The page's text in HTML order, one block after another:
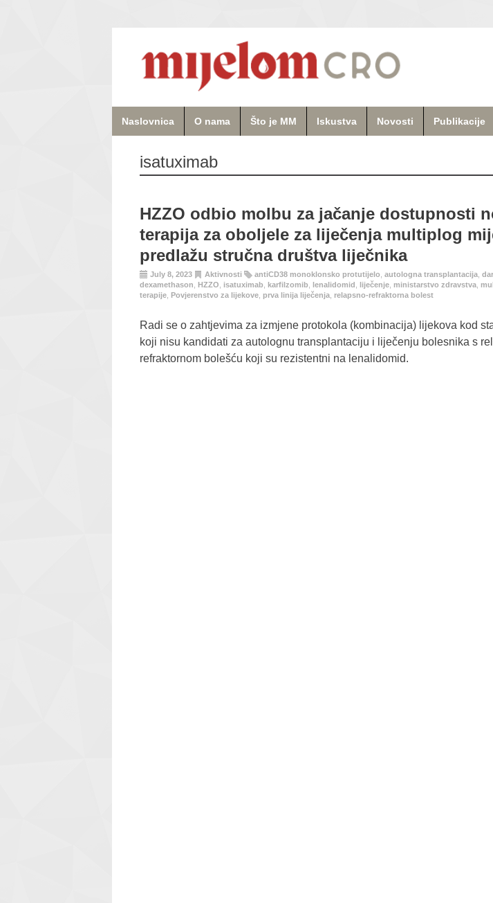
Naslovnica O nama Što je MM Iskustva Novosti Publikacije
isatuximab
HZZO odbio molbu za jačanje dostupnosti
terapija za oboljele za liječenja multiplog
predlažu stručna društva liječnika
July 8, 2023 Aktivnosti antiCD38 monoklonsko protutijelo autologna transplantacija
dexamethason
HZZO isatuximab karfilzomib lenalidomid liječenje ministarstvo zdravstva
terapije
Povjerenstvo za lijekove prva linija liječenja relapsno-refraktorna bolest
Radi se o zahtjevima za izmjene protokola (kombinacija) lijekova kod
koji nisu kandidati za autolognu transplantaciju i liječenju bolesnika s
refraktornom bolešću koji su rezistentni na lenalidomid.